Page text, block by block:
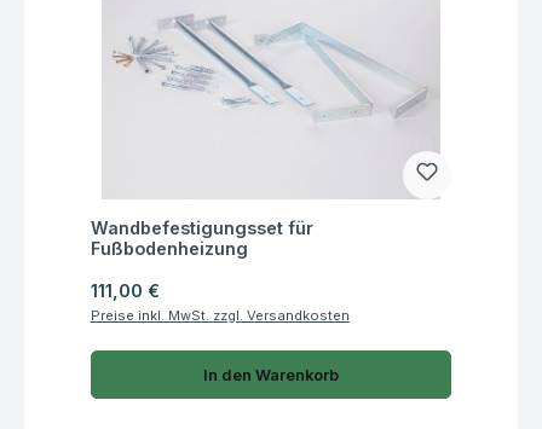
Fragen zum Artikel
Wandbefestigungsset für
Fußbodenheizung
Regulärer Preis:
111,00 €
Preise inkl. MwSt. zzgl. Versandkosten
In den Warenkorb